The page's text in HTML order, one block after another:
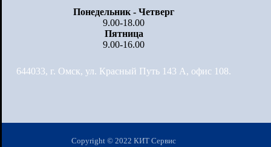
Понедельник - Четверг
9.00-18.00
Пятница
9.00-16.00
644033, г. Омск, ул. Красный Путь 143 А, офис 108.
Copyright © 2022 КИТ Сервис